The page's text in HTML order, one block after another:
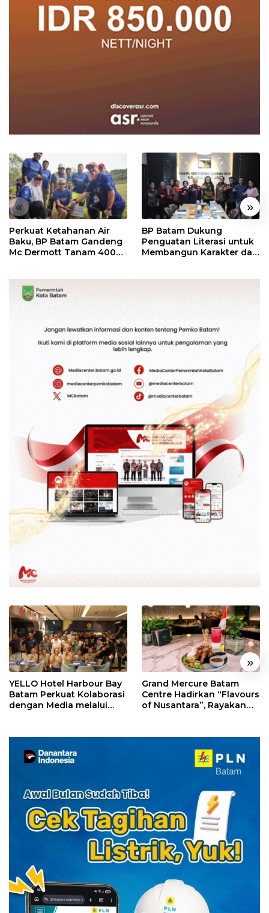
« »
Perkuat Ketahanan Air
Baku, BP Batam Gandeng
Mc Dermott Tanam 400
BP Batam Dukung
Penguatan Literasi untuk
Membangun Karakter dan
« »
YELLO Hotel Harbour Bay
Batam Perkuat Kolaborasi
dengan Media melalui
Grand Mercure Batam
Centre Hadirkan “Flavours
of Nusantara”, Rayakan